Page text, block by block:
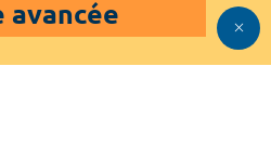
avancée